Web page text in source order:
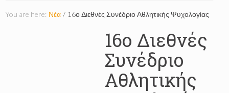
You are here: Νέα / 16ο Διεθνές Συνέδριο Αθλητικής Ψυχολογίας
16ο Διεθνές
Συνέδριο
Αθλητικής